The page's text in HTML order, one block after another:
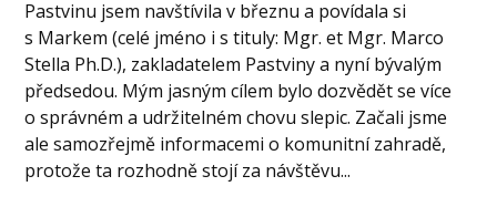
Pastvinu jsem navštívila v březnu a povídala si
s Markem (celé jméno i s tituly: Mgr. et Mgr. Marco
Stella Ph.D.), zakladatelem Pastviny a nyní bývalým
předsedou. Mým jasným cílem bylo dozvědět se více
o správném a udržitelném chovu slepic. Začali jsme
ale samozřejmě informacemi o komunitní zahradě,
protože ta rozhodně stojí za návštěvu...